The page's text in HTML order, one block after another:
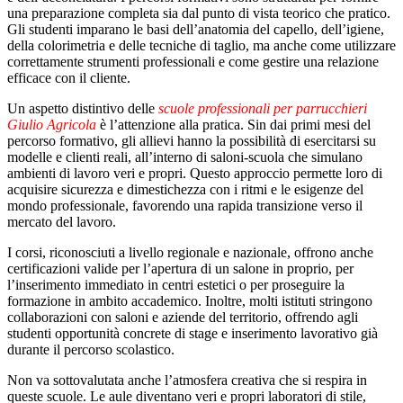
una preparazione completa sia dal punto di vista teorico che pratico.
Gli studenti imparano le basi dell’anatomia del capello, dell’igiene,
della colorimetria e delle tecniche di taglio, ma anche come utilizzare
correttamente strumenti professionali e come gestire una relazione
efficace con il cliente.
Un aspetto distintivo delle scuole professionali per parrucchieri
Giulio Agricola è l’attenzione alla pratica. Sin dai primi mesi del
percorso formativo, gli allievi hanno la possibilità di esercitarsi su
modelle e clienti reali, all’interno di saloni-scuola che simulano
ambienti di lavoro veri e propri. Questo approccio permette loro di
acquisire sicurezza e dimestichezza con i ritmi e le esigenze del
mondo professionale, favorendo una rapida transizione verso il
mercato del lavoro.
I corsi, riconosciuti a livello regionale e nazionale, offrono anche
certificazioni valide per l’apertura di un salone in proprio, per
l’inserimento immediato in centri estetici o per proseguire la
formazione in ambito accademico. Inoltre, molti istituti stringono
collaborazioni con saloni e aziende del territorio, offrendo agli
studenti opportunità concrete di stage e inserimento lavorativo già
durante il percorso scolastico.
Non va sottovalutata anche l’atmosfera creativa che si respira in
queste scuole. Le aule diventano veri e propri laboratori di stile,